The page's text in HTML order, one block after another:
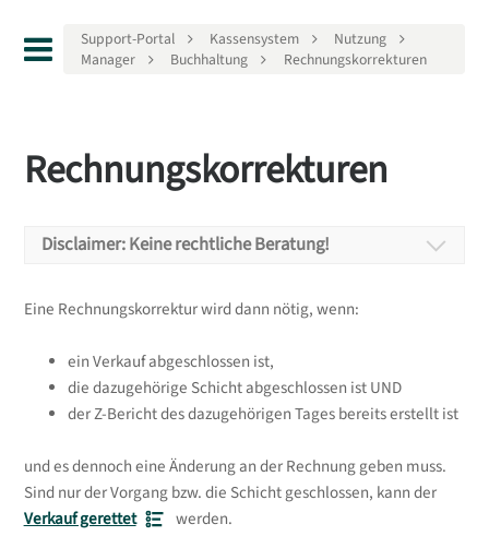
Support-Portal Kassensystem
Nutzung
Manager
Buchhaltung Rechnungskorrekturen
Rechnungskorrekturen
Disclaimer: Keine rechtliche Beratung!
Disclaimer
Keine rechtliche Beratung!
Wir möchten Sie darauf hinweisen, dass sämtliche
bereitgestellt werden, ausschließlich zu
Informationszwecken dienen. Die angebotenen
Inhalte stellen keine rechtliche Beratung zur
Eine Rechnungskorrektur wird dann nötig, wenn:
ein Verkauf abgeschlossen ist,
die dazugehörige Schicht abgeschlossen ist UND
der Z-Bericht des dazugehörigen Tages bereits erstellt ist
und es dennoch eine Änderung an der Rechnung geben muss.
Sind nur der Vorgang bzw. die Schicht geschlossen, kann der
Verkauf gerettet
werden.